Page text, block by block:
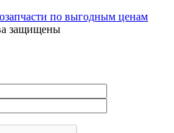
по выгодным ценам
защищены